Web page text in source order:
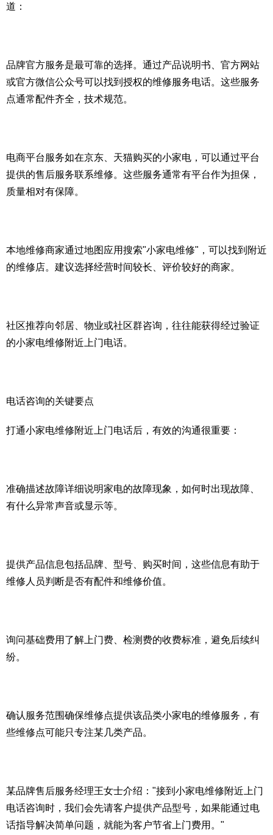
道：
品牌官方服务是最可靠的选择。通过产品说明书、官方网站
或官方微信公众号可以找到授权的维修服务电话。这些服务
点通常配件齐全，技术规范。
电商平台服务如在京东、天猫购买的小家电，可以通过平台
提供的售后服务联系维修。这些服务通常有平台作为担保，
质量相对有保障。
本地维修商家通过地图应用搜索"小家电维修"，可以找到附近
的维修店。建议选择经营时间较长、评价较好的商家。
社区推荐向邻居、物业或社区群咨询，往往能获得经过验证
的小家电维修附近上门电话。
电话咨询的关键要点
打通小家电维修附近上门电话后，有效的沟通很重要：
准确描述故障详细说明家电的故障现象，如何时出现故障、
有什么异常声音或显示等。
提供产品信息包括品牌、型号、购买时间，这些信息有助于
维修人员判断是否有配件和维修价值。
询问基础费用了解上门费、检测费的收费标准，避免后续纠
纷。
确认服务范围确保维修点提供该品类小家电的维修服务，有
些维修点可能只专注某几类产品。
某品牌售后服务经理王女士介绍："接到小家电维修附近上门
电话咨询时，我们会先请客户提供产品型号，如果能通过电
话指导解决简单问题，就能为客户节省上门费用。"